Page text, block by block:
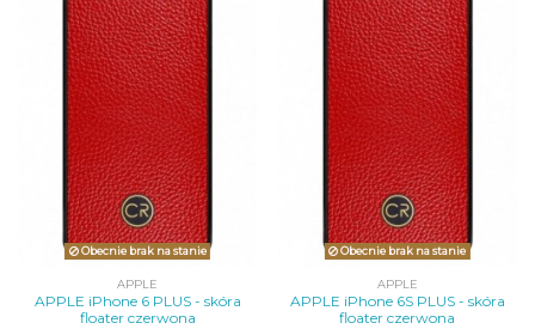
Obecnie brak na stanie
APPLE
APPLE iPhone 6 PLUS - skóra
floater czerwona
Obecnie brak na stanie
APPLE
APPLE iPhone 6S PLUS - skóra
floater czerwona